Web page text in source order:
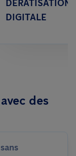
DÉRATISATION
DIGITALE
des